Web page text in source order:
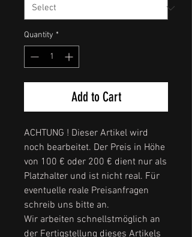
Quantity *
Add to Cart
ACHTUNG ! Dieser Artikel wird
noch bearbeitet. Der Preis in Höhe
von 100 € oder 200 € dient nur als
Platzhalter und ist nicht real. Für
eventuelle reale Preisanfragen
schreib uns bitte an.
Wir arbeiten schnellstmöglich an
der Fertigstellung dieses Artikels